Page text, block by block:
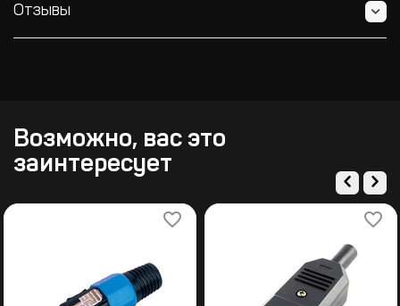
Отзывы
Возможно, вас это
заинтересует